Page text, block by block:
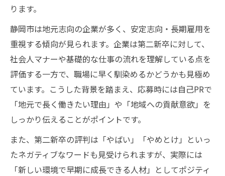
ります。
静岡市は地元志向の企業が多く、安定志向・長期雇用を
重視する傾向が見られます。企業は第二新卒に対して、
社会人マナーや基礎的な仕事の流れを理解している点を
評価する一方で、職場に早く馴染めるかどうかも見極め
ています。こうした背景を踏まえ、応募時には自己PRで
「地元で長く働きたい理由」や「地域への貢献意欲」を
しっかり伝えることがポイントです。
また、第二新卒の評判は「やばい」「やめとけ」といっ
たネガティブなワードも見受けられますが、実際には
「新しい環境で早期に成長できる人材」としてポジティ